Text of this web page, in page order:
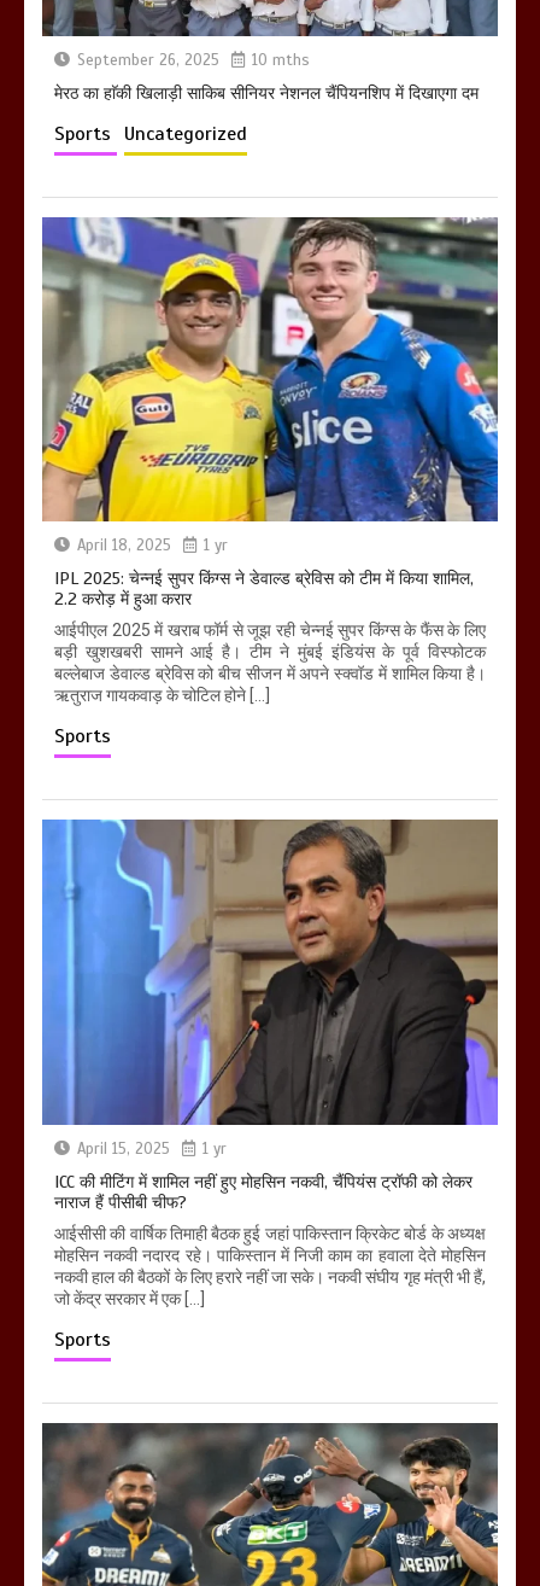
September 26, 2025 10 mths
मेरठ का हाॅकी खिलाड़ी साकिब सीनियर नेशनल चैंपियनशिप में दिखाएगा दम
Sports Uncategorized
April 18, 2025 1 yr
IPL 2025: चेन्नई सुपर किंग्स ने डेवाल्ड ब्रेविस को टीम में किया शामिल,
2.2 करोड़ में हुआ करार
आईपीएल 2025 में खराब फॉर्म से जूझ रही चेन्नई सुपर किंग्स के फैंस के लिए
बड़ी खुशखबरी सामने आई है। टीम ने मुंबई इंडियंस के पूर्व विस्फोटक
बल्लेबाज डेवाल्ड ब्रेविस को बीच सीजन में अपने स्क्वॉड में शामिल किया है।
ऋतुराज गायकवाड़ के चोटिल होने […]
Sports
April 15, 2025 1 yr
ICC की मीटिंग में शामिल नहीं हुए मोहसिन नकवी, चैंपियंस ट्रॉफी को लेकर
नाराज हैं पीसीबी चीफ?
आईसीसी की वार्षिक तिमाही बैठक हुई जहां पाकिस्तान क्रिकेट बोर्ड के अध्यक्ष
मोहसिन नकवी नदारद रहे। पाकिस्तान में निजी काम का हवाला देते मोहसिन
नकवी हाल की बैठकों के लिए हरारे नहीं जा सके। नकवी संघीय गृह मंत्री भी हैं,
जो केंद्र सरकार में एक […]
Sports